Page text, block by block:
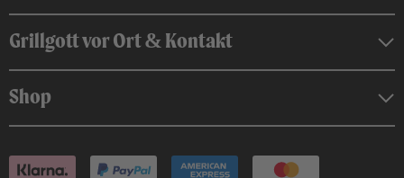
Grillgott vor Ort & Kontakt
Shop